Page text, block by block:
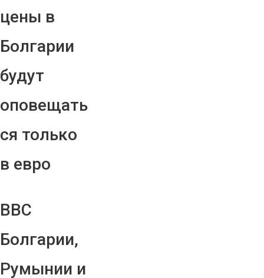
цены в
Болгарии
будут
оповещать
ся только
в евро
ВВС
Болгарии,
Румынии и